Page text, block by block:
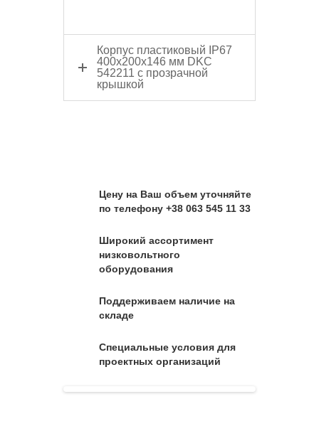
Корпус пластиковый IP67
400х200х146 мм DKC
542211 с прозрачной
крышкой
Цену на Ваш объем уточняйте
по телефону +38 063 545 11 33
Широкий ассортимент
низковольтного
оборудования
Поддерживаем наличие на
складе
Специальные условия для
проектных организаций